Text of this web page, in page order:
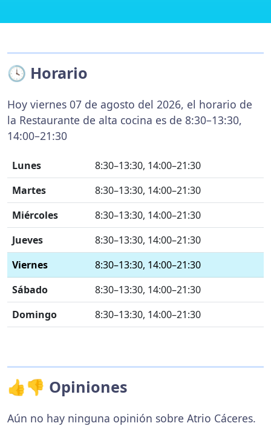
🕓 Horario
Hoy viernes 07 de agosto del 2026, el horario de
la Restaurante de alta cocina es de 8:30–13:30,
14:00–21:30
Lunes
8:30–13:30, 14:00–21:30
Martes
8:30–13:30, 14:00–21:30
Miércoles
8:30–13:30, 14:00–21:30
Jueves
8:30–13:30, 14:00–21:30
Viernes
8:30–13:30, 14:00–21:30
Sábado
8:30–13:30, 14:00–21:30
Domingo
8:30–13:30, 14:00–21:30
👍👎 Opiniones
Aún no hay ninguna opinión sobre Atrio Cáceres.